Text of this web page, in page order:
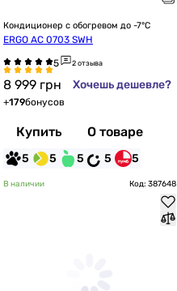
Кондиционер с обогревом до -7°C
ERGO AC 0703 SWН
2 отзыва
8 999 грн Хочешь дешевле?
+179бонусов
Купить О товаре
5 5 5 5 5
В наличии Код: 387648